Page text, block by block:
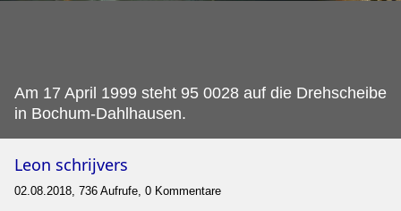
Am 17 April 1999 steht 95 0028 auf die Drehscheibe
in Bochum-Dahlhausen.
Leon schrijvers
02.08.2018, 736 Aufrufe, 0 Kommentare